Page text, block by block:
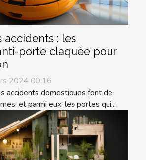
accidents : les
porte claquée pour
2024 00:16
accidents domestiques font de
et parmi eux, les portes qui...